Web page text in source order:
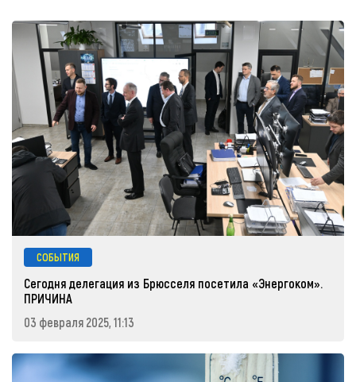
СОБЫТИЯ
Сегодня делегация из Брюсселя посетила «Энергоком».
ПРИЧИНА
03 февраля 2025, 11:13